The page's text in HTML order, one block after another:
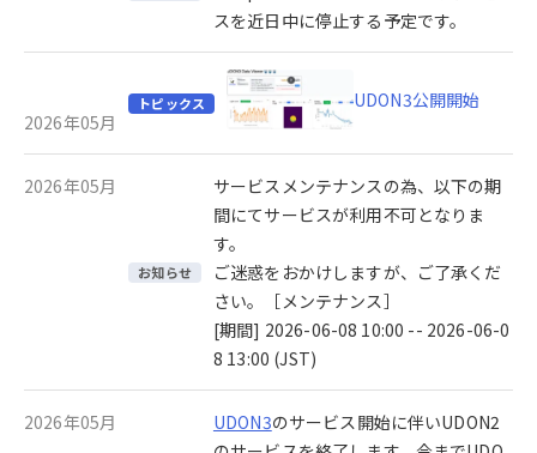
スを近日中に停止する予定です。
2026年05月
トピックス UDON3公開開始
2026年05月
お知らせ
サービスメンテナンスの為、以下の期
間にてサービスが利用不可となりま
す。
ご迷惑をおかけしますが、ご了承くだ
さい。［メンテナンス］
[期間] 2026-06-08 10:00 -- 2026-06-0
8 13:00 (JST)
2026年05月 UDON3のサービス開始に伴いUDON2